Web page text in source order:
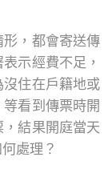
，都會寄送傳
示經費不足，
住在戶籍地或
看到傳票時開
結果開庭當天
處理？